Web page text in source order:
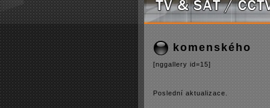
komenského
[nggallery id=15]
Poslední­ aktualizace.